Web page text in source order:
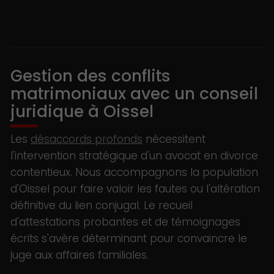
Gestion des conflits
matrimoniaux avec un conseil
juridique à Oissel
Les désaccords profonds nécessitent
l'intervention stratégique d'un avocat en divorce
contentieux. Nous accompagnons la population
d'Oissel pour faire valoir les fautes ou l'altération
définitive du lien conjugal. Le recueil
d'attestations probantes et de témoignages
écrits s'avère déterminant pour convaincre le
juge aux affaires familiales.